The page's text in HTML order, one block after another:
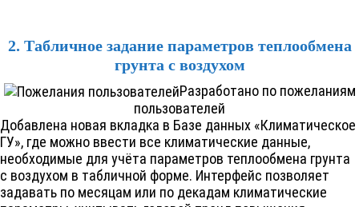
2. Табличное задание параметров теплообмена
грунта с воздухом
Разработано по пожеланиям
пользователей
Добавлена новая вкладка в Базе данных «Климатическое
ГУ», где можно ввести все климатические данные,
необходимые для учёта параметров теплообмена грунта
с воздухом в табличной форме. Интерфейс позволяет
задавать по месяцам или по декадам климатические